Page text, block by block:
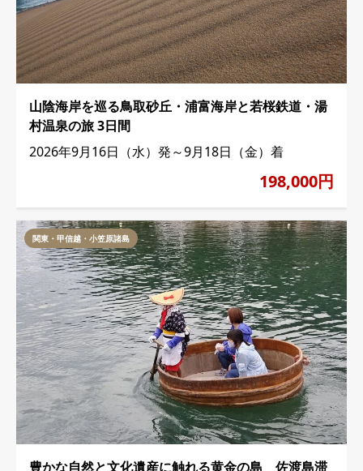
山陰海岸を巡る鳥取砂丘・浦富海岸と若桜鉄道・湯
村温泉の旅 3日間
2026年9月16日（水）発～9月18日（金）着
198,000円
関東・甲信越・小笠原諸島
豊かな自然と文化遺産に触れる黄金の島 佐渡島滞